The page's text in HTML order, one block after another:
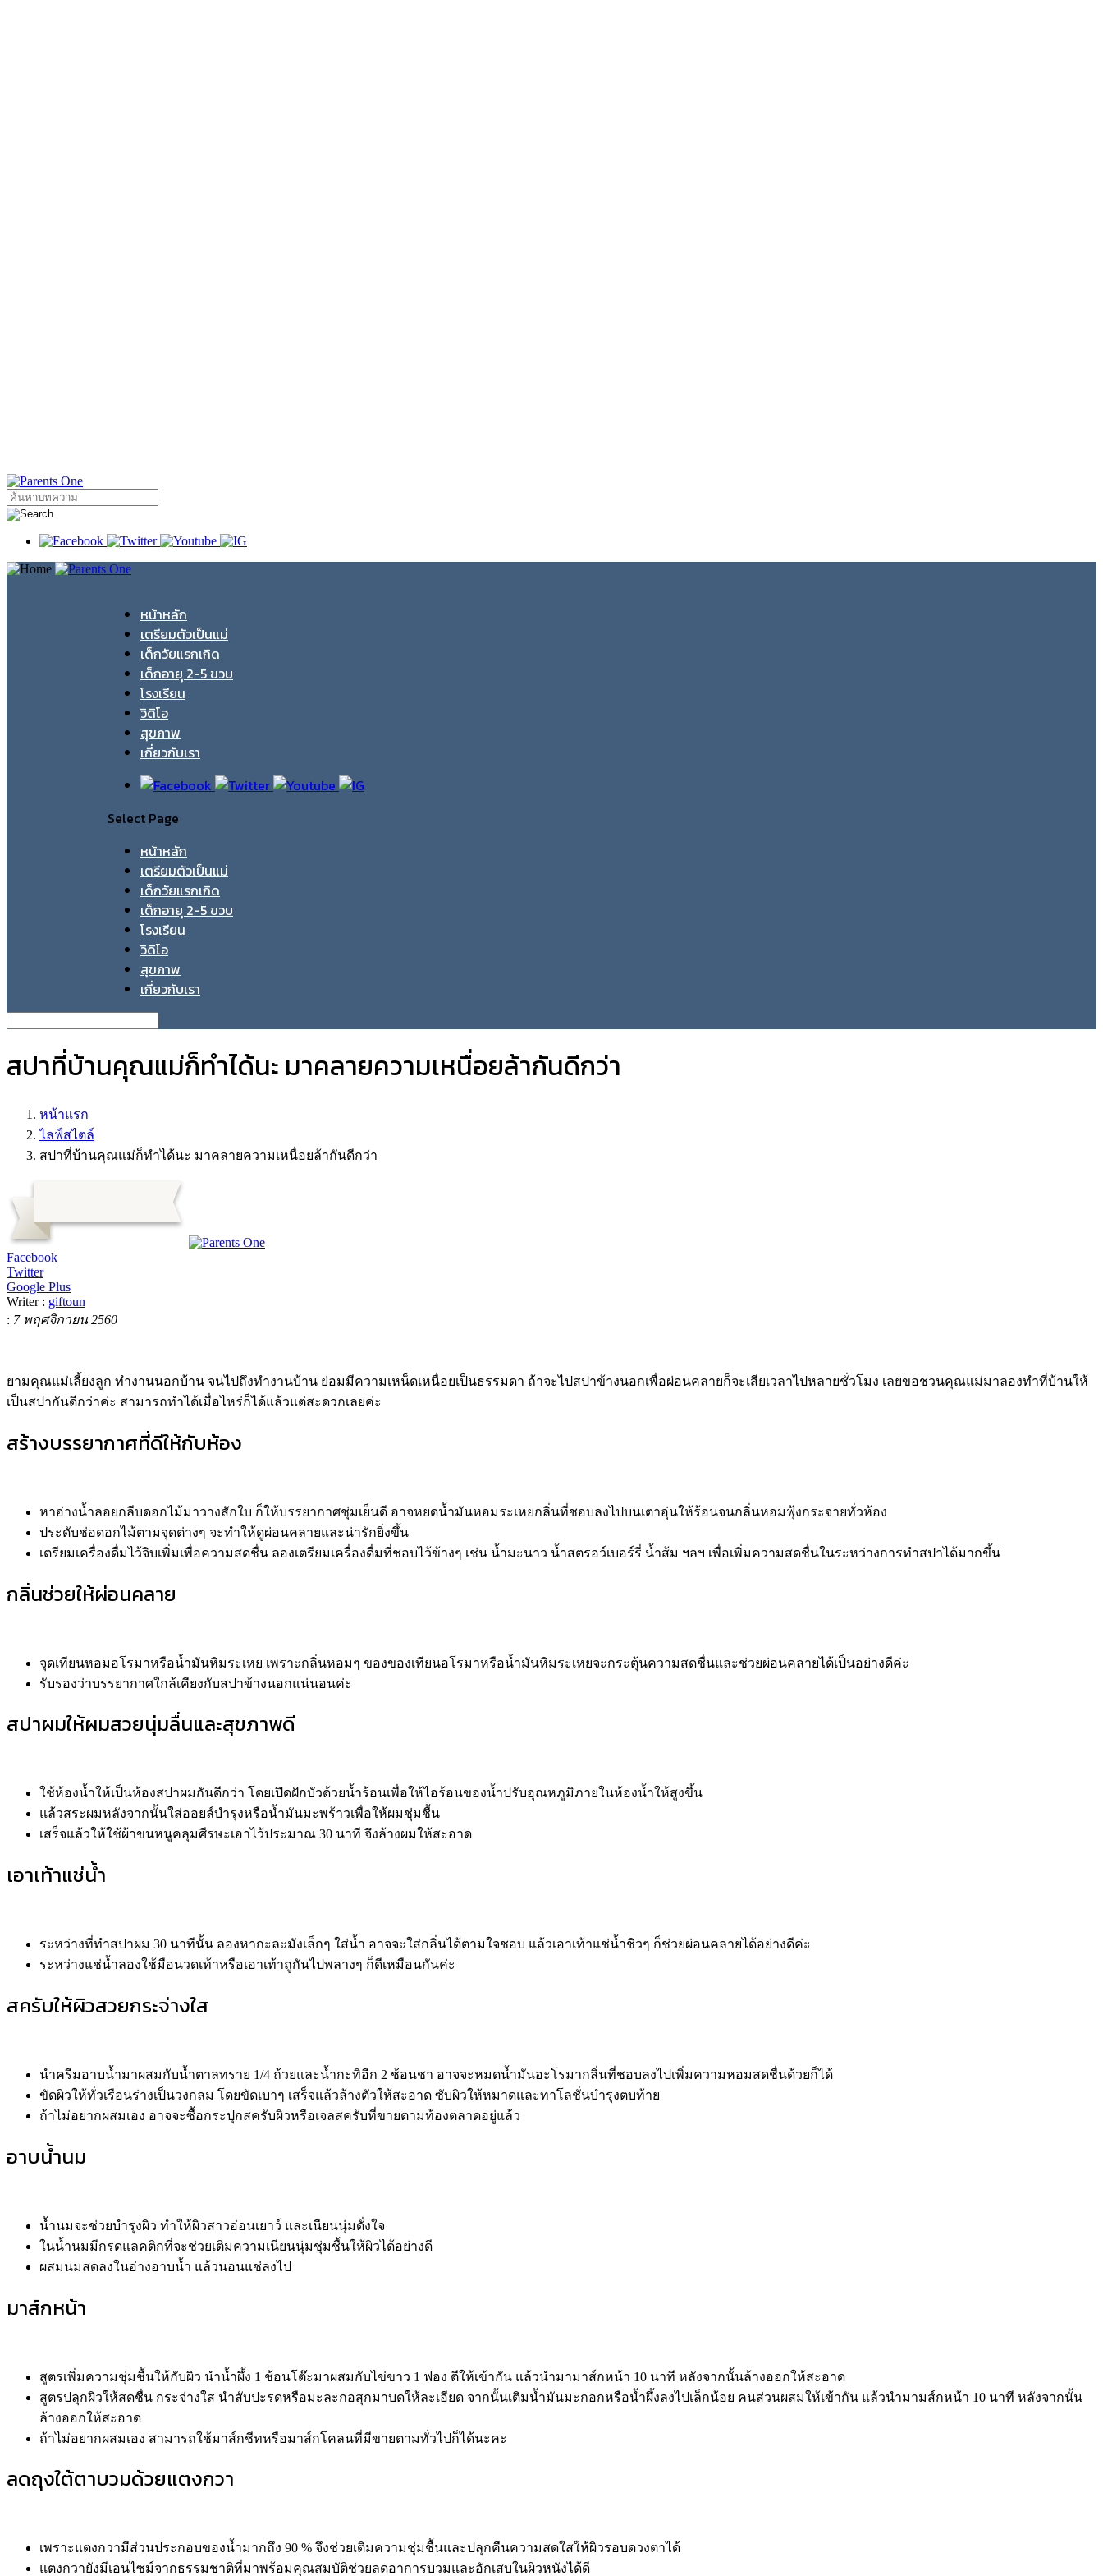
หน้าหลัก
เตรียมตัวเป็นแม่
เด็กวัยแรกเกิด
เด็กอายุ 2-5 ขวบ
โรงเรียน
วิดิโอ
สุขภาพ
เกี่ยวกับเรา
Select Page
หน้าหลัก
เตรียมตัวเป็นแม่
เด็กวัยแรกเกิด
เด็กอายุ 2-5 ขวบ
โรงเรียน
วิดิโอ
สุขภาพ
เกี่ยวกับเรา
สปาที่บ้านคุณแม่ก็ทำได้นะ มาคลายความเหนื่อยล้ากันดีกว่า
หน้าแรก
ไลฟ์สไตล์
สปาที่บ้านคุณแม่ก็ทำได้นะ มาคลายความเหนื่อยล้ากันดีกว่า
Facebook
Twitter
Google Plus
Writer : giftoun
: 7 พฤศจิกายน 2560
ยามคุณแม่เลี้ยงลูก ทำงานนอกบ้าน จนไปถึงทำงานบ้าน ย่อมมีความเหน็ดเหนื่อยเป็นธรรมดา ถ้าจะไปสปาข้างนอกเพื่อผ่อนคลายก็จะเสียเวลาไปหลายชั่วโมง เลยขอชวนคุณแม่มาลองทำที่บ้านให้
เป็นสปากันดีกว่าค่ะ สามารถทำได้เมื่อไหร่ก็ได้แล้วแต่สะดวกเลยค่ะ
สร้างบรรยากาศที่ดีให้กับห้อง
หาอ่างน้ำลอยกลีบดอกไม้มาวางสักใบ ก็ให้บรรยากาศชุ่มเย็นดี อาจหยดน้ำมันหอมระเหยกลิ่นที่ชอบลงไปบนเตาอุ่นให้ร้อนจนกลิ่นหอมฟุ้งกระจายทั่วห้อง
ประดับช่อดอกไม้ตามจุดต่างๆ จะทำให้ดูผ่อนคลายและน่ารักยิ่งขึ้น
เตรียมเครื่องดื่มไว้จิบเพิ่มเพื่อความสดชื่น ลองเตรียมเครื่องดื่มที่ชอบไว้ข้างๆ เช่น น้ำมะนาว น้ำสตรอว์เบอร์รี่ น้ำส้ม ฯลฯ เพื่อเพิ่มความสดชื่นในระหว่างการทำสปาได้มากขึ้น
กลิ่นช่วยให้ผ่อนคลาย
จุดเทียนหอมอโรมาหรือน้ำมันหิมระเหย เพราะกลิ่นหอมๆ ของของเทียนอโรมาหรือน้ำมันหิมระเหยจะกระตุ้นความสดชื่นและช่วยผ่อนคลายได้เป็นอย่างดีค่ะ
รับรองว่าบรรยากาศใกล้เคียงกับสปาข้างนอกแน่นอนค่ะ
สปาผมให้ผมสวยนุ่มลื่นและสุขภาพดี
ใช้ห้องน้ำให้เป็นห้องสปาผมกันดีกว่า โดยเปิดฝักบัวด้วยน้ำร้อนเพื่อให้ไอร้อนของน้ำปรับอุณหภูมิภายในห้องน้ำให้สูงขึ้น
แล้วสระผมหลังจากนั้นใส่ออยล์บำรุงหรือน้ำมันมะพร้าวเพื่อให้ผมชุ่มชื้น
เสร็จแล้วให้ใช้ผ้าขนหนูคลุมศีรษะเอาไว้ประมาณ 30 นาที จึงล้างผมให้สะอาด
เอาเท้าแช่น้ำ
ระหว่างที่ทำสปาผม 30 นาทีนั้น ลองหากะละมังเล็กๆ ใส่น้ำ อาจจะใส่กลิ่นได้ตามใจชอบ แล้วเอาเท้าแช่น้ำชิวๆ ก็ช่วยผ่อนคลายได้อย่างดีค่ะ
ระหว่างแช่น้ำลองใช้มือนวดเท้าหรือเอาเท้าถูกันไปพลางๆ ก็ดีเหมือนกันค่ะ
สครับให้ผิวสวยกระจ่างใส
นำครีมอาบน้ำมาผสมกับน้ำตาลทราย 1/4 ถ้วยและน้ำกะทิอีก 2 ช้อนชา อาจจะหมดน้ำมันอะโรมากลิ่นที่ชอบลงไปเพิ่มความหอมสดชื่นด้วยก็ได้
ขัดผิวให้ทั่วเรือนร่างเป็นวงกลม โดยขัดเบาๆ เสร็จแล้วล้างตัวให้สะอาด ซับผิวให้หมาดและทาโลชั่นบำรุงตบท้าย
ถ้าไม่อยากผสมเอง อาจจะซื้อกระปุกสครับผิวหรือเจลสครับที่ขายตามท้องตลาดอยู่แล้ว
อาบน้ำนม
น้ำนมจะช่วยบำรุงผิว ทำให้ผิวสาวอ่อนเยาว์ และเนียนนุ่มดั่งใจ
ในน้ำนมมีกรดแลคติกที่จะช่วยเติมความเนียนนุ่มชุ่มชื้นให้ผิวได้อย่างดี
ผสมนมสดลงในอ่างอาบน้ำ แล้วนอนแช่ลงไป
มาส์กหน้า
สูตรเพิ่มความชุ่มชื้นให้กับผิว นำน้ำผึ้ง 1 ช้อนโต๊ะมาผสมกับไข่ขาว 1 ฟอง ตีให้เข้ากัน แล้วนำมามาส์กหน้า 10 นาที หลังจากนั้นล้างออกให้สะอาด
สูตรปลุกผิวให้สดชื่น กระจ่างใส นำสับปะรดหรือมะละกอสุกมาบดให้ละเอียด จากนั้นเติมน้ำมันมะกอกหรือน้ำผึ้งลงไปเล็กน้อย คนส่วนผสมให้เข้ากัน แล้วนำมามส์กหน้า 10 นาที หลังจากนั้น
ล้างออกให้สะอาด
ถ้าไม่อยากผสมเอง สามารถใช้มาส์กชีทหรือมาส์กโคลนที่มีขายตามทั่วไปก็ได้นะคะ
ลดถุงใต้ตาบวมด้วยแตงกวา
เพราะแตงกวามีส่วนประกอบของน้ำมากถึง 90 % จึงช่วยเติมความชุ่มชื้นและปลุกคืนความสดใสให้ผิวรอบดวงตาได้
แตงกวายังมีเอนไซม์จากธรรมชาติที่มาพร้อมคุณสมบัติช่วยลดอาการบวมและอักเสบในผิวหนังได้ดี